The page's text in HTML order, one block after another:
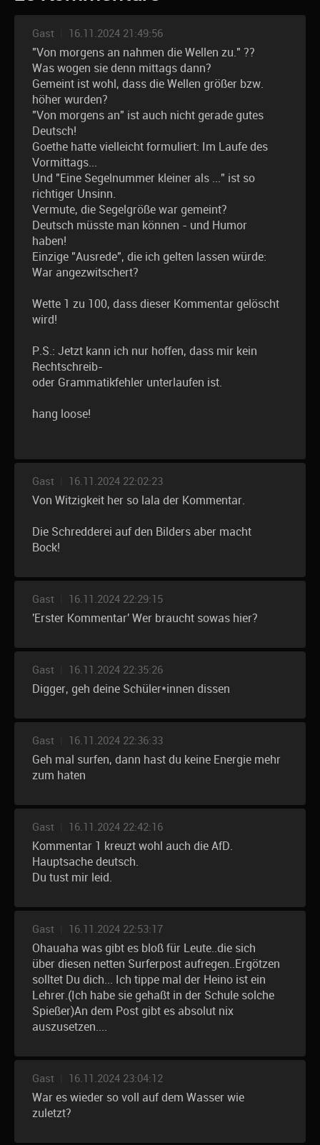
Gast 16.11.2024 21:49:56
"Von morgens an nahmen die Wellen zu." ??
Was wogen sie denn mittags dann?
Gemeint ist wohl, dass die Wellen größer bzw.
höher wurden?
"Von morgens an" ist auch nicht gerade gutes
Deutsch!
Goethe hatte vielleicht formuliert: Im Laufe des
Vormittags...
Und "Eine Segelnummer kleiner als ..." ist so
richtiger Unsinn.
Vermute, die Segelgröße war gemeint?
Deutsch müsste man können - und Humor
haben!
Einzige "Ausrede", die ich gelten lassen würde:
War angezwitschert?
Wette 1 zu 100, dass dieser Kommentar gelöscht
wird!
P.S.: Jetzt kann ich nur hoffen, dass mir kein
Rechtschreib-
oder Grammatikfehler unterlaufen ist.
hang loose!
Gast 16.11.2024 22:02:23
Von Witzigkeit her so lala der Kommentar.
Die Schredderei auf den Bilders aber macht
Bock!
Gast 16.11.2024 22:29:15
'Erster Kommentar' Wer braucht sowas hier?
Gast 16.11.2024 22:35:26
Digger, geh deine Schüler*innen dissen
Gast 16.11.2024 22:36:33
Geh mal surfen, dann hast du keine Energie mehr
zum haten
Gast 16.11.2024 22:42:16
Kommentar 1 kreuzt wohl auch die AfD.
Hauptsache deutsch.
Du tust mir leid.
Gast 16.11.2024 22:53:17
Ohauaha was gibt es bloß für Leute..die sich
über diesen netten Surferpost aufregen..Ergötzen
solltet Du dich... Ich tippe mal der Heino ist ein
Lehrer.(Ich habe sie gehaßt in der Schule solche
Spießer)An dem Post gibt es absolut nix
auszusetzen....
Gast 16.11.2024 23:04:12
War es wieder so voll auf dem Wasser wie
zuletzt?